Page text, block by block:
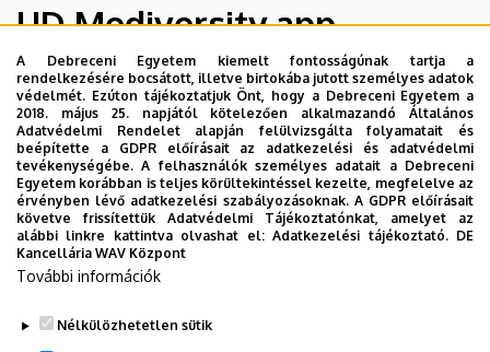
UD Mediversity app
Az UD Mediversity mobilalkalmazás a Debreceni Egyetem
előremutató fejlesztése, melynek célja, hogy a betegek
és a hozzátartozók egyszerűen, gyorsan
eligazodhassanak a Klinikai Központ szolgáltatásai
között, mert az Ön egészsége a mi prioritásunk. A
Debreceni Egyetem egészségügyi ellátáskereső
alkalmazása lehetővé teszi felhasználói számára az
egyetem egészségügyi információihoz való naprakész
TOVÁBBI INFORMÁCIÓK
A Debreceni Egyetem kiemelt fontosságúnak tartja a
rendelkezésére bocsátott, illetve birtokába jutott személyes adatok
védelmét. Ezúton tájékoztatjuk Önt, hogy a Debreceni Egyetem a
2018. május 25. napjától kötelezően alkalmazandó Általános
Adatvédelmi Rendelet alapján felülvizsgálta folyamatait és
beépítette a GDPR előírásait az adatkezelési és adatvédelmi
tevékenységébe. A felhasználók személyes adatait a Debreceni
Egyetem korábban is teljes körültekintéssel kezelte, megfelelve az
érvényben lévő adatkezelési szabályozásoknak. A GDPR előírásait
követve frissítettük Adatvédelmi Tájékoztatónkat, amelyet az
alábbi linkre kattintva olvashat el:Adatkezelési tájékoztató. DE
Kancellária WAV Központ
További információk
Nélkülözhetetlen sütik